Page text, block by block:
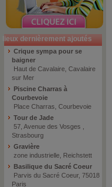
lieux dernièrement ajoutés
Crique sympa pour se
baigner
Haut de Cavalaire, Cavalaire
sur Mer
Piscine Charras à
Courbevoie
Place Charras, Courbevoie
Tour de Jade
57, Avenue des Vosges ,
Strasbourg
Gravière
zone industrielle, Reichstett
Basilique du Sacré Coeur
Parvis du Sacré Coeur, 75018
Paris